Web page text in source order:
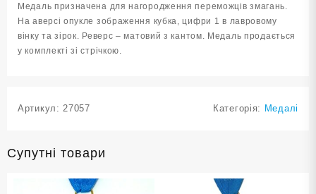
місце
J25-
1805G
Медаль призначена для нагородження переможців змагань.
На аверсі опукле зображення кубка, цифри 1 в лавровому
вінку та зірок. Реверс – матовий з кантом. Медаль продається
у комплекті зі стрічкою.
Артикул: 27057 Категорія: Медалі
Супутні товари